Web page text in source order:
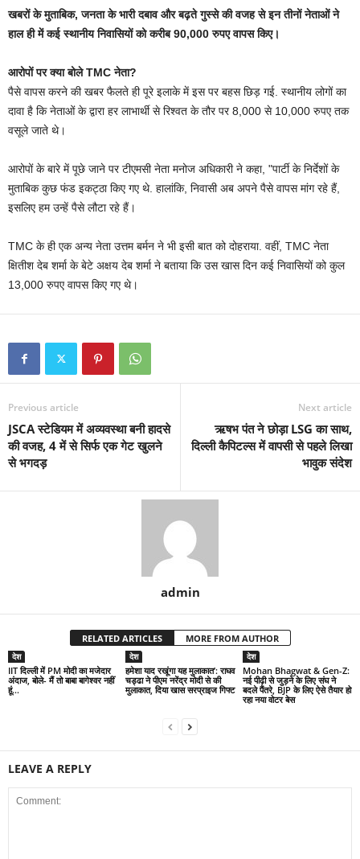
खबरों के मुताबिक, जनता के भारी दबाव और बढ़ते गुस्से की वजह से इन तीनों नेताओं ने
हाल ही में कई स्थानीय निवासियों को करीब 90,000 रुपए वापस किए।
आरोपों पर क्या बोले TMC नेता?
पैसे वापस करने की खबर फैलते ही पूरे इलाके में इस पर बहस छिड़ गई. स्थानीय लोगों का
दावा है कि नेताओं के द्वारा हर लाभार्थी से रिश्वत के तौर पर 8,000 से 10,000 रुपए तक
वसूले जाते थे।
आरोपों के बारे में पूछे जाने पर टीएमसी नेता मनोज अधिकारी ने कहा, "पार्टी के निर्देशों के
मुताबिक कुछ फंड इकट्ठा किए गए थे. हालांकि, निवासी अब अपने पैसे वापस मांग रहे हैं,
इसलिए हम उन्हें पैसे लौटा रहे हैं।
TMC के ही एक अन्य नेता उत्तम बर्मन ने भी इसी बात को दोहराया. वहीं, TMC नेता
क्षितीश देब शर्मा के बेटे अक्षय देब शर्मा ने बताया कि उस खास दिन कई निवासियों को कुल
13,000 रुपए वापस किए गए थे।
Previous article
JSCA स्टेडियम में अव्यवस्था बनी हादसे
की वजह, 4 में से सिर्फ एक गेट खुलने
से भगदड़
Next article
ऋषभ पंत ने छोड़ा LSG का साथ,
दिल्ली कैपिटल्स में वापसी से पहले लिखा
भावुक संदेश
admin
RELATED ARTICLES MORE FROM AUTHOR
देश
IIT दिल्ली में PM मोदी का मजेदार
अंदाज, बोले- मैं तो बाबा बागेश्वर नहीं
हूं…
देश
हमेशा याद रखूंगा यह मुलाकात’: राघव
चड्ढा ने पीएम नरेंद्र मोदी से की
मुलाकात, दिया खास सरप्राइज गिफ्ट
देश
Mohan Bhagwat & Gen-Z:
नई पीढ़ी से जुड़ने के लिए संघ ने
बदले पैंतरे, BJP के लिए ऐसे तैयार हो
रहा नया वोटर बेस
LEAVE A REPLY